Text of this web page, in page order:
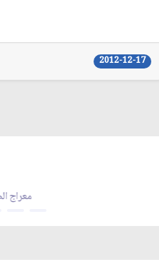
2012-12-17
معراج